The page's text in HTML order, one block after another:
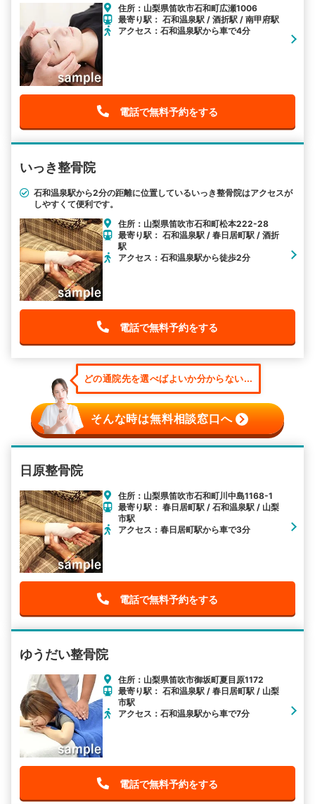
住所：山梨県笛吹市石和町広瀬1006
最寄り駅： 石和温泉駅 / 酒折駅 / 南甲府駅
アクセス：石和温泉駅から車で4分
電話で無料予約をする
いっき整骨院
石和温泉駅から2分の距離に位置しているいっき整骨院はアクセスが
しやすくて便利です。
住所：山梨県笛吹市石和町松本222-28
最寄り駅： 石和温泉駅 / 春日居町駅 / 酒折
駅
アクセス：石和温泉駅から徒歩2分
電話で無料予約をする
どの通院先を選べばよいか分からない...
そんな時は無料相談窓口へ
日原整骨院
住所：山梨県笛吹市石和町川中島1168-1
最寄り駅： 春日居町駅 / 石和温泉駅 / 山梨
市駅
アクセス：春日居町駅から車で3分
電話で無料予約をする
ゆうだい整骨院
住所：山梨県笛吹市御坂町夏目原1172
最寄り駅： 石和温泉駅 / 春日居町駅 / 山梨
市駅
アクセス：石和温泉駅から車で7分
電話で無料予約をする